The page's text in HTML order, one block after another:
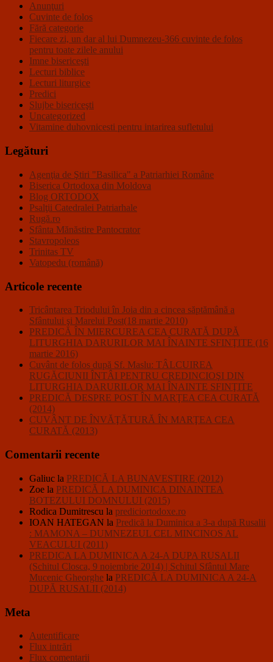
Anunţuri
Cuvinte de folos
Fără categorie
Fiecare zi, un dar al lui Dumnezeu-366 cuvinte de folos
pentru toate zilele anului
Imne bisericeşti
Lecturi biblice
Lecturi liturgice
Predici
Slujbe bisericeşti
Uncategorized
Vitamine duhovnicesti pentru intarirea sufletului
Legături
Agenţia de Ştiri "Basilica" a Patriarhiei Române
Biserica Ortodoxa din Moldova
Blog ORTODOX
Psalţii Catedralei Patriarhale
Rugă.ro
Sfânta Mănăstire Pantocrator
Stavropoleos
Trinitas TV
Vatopedu (română)
Articole recente
Tricântarea Triodului în Joia din a cincea săptămână a
Sfântului şi Marelui Post(18 martie 2010)
PREDICĂ ÎN MIERCUREA CEA CURATĂ DUPĂ
LITURGHIA DARURILOR MAI ÎNAINTE SFINŢITE (16
martie 2016)
Cuvânt de folos după Sf. Maslu: TÂLCUIREA
RUGĂCIUNII ÎNTÂI PENTRU CREDINCIOŞI DIN
LITURGHIA DARURILOR MAI ÎNAINTE SFINŢITE
PREDICĂ DESPRE POST ÎN MARŢEA CEA CURATĂ
(2014)
CUVÂNT DE ÎNVĂŢĂTURĂ ÎN MARŢEA CEA
CURATĂ (2013)
Comentarii recente
Galiuc la PREDICĂ LA BUNAVESTIRE (2012)
Zoe la PREDICĂ LA DUMINICA DINAINTEA
BOTEZULUI DOMNULUI (2015)
Rodica Dumitrescu la prediciortodoxe.ro
IOAN HATEGAN la Predică la Duminica a 3-a după Rusalii
: MAMONA – DUMNEZEUL CEL MINCINOS AL
VEACULUI (2011)
PREDICA LA DUMINICA A 24-A DUPA RUSALII
(Schitul Closca, 9 noiembrie 2014) | Schitul Sfântul Mare
Mucenic Gheorghe la PREDICĂ LA DUMINICA A 24-A
DUPĂ RUSALII (2014)
Meta
Autentificare
Flux intrări
Flux comentarii